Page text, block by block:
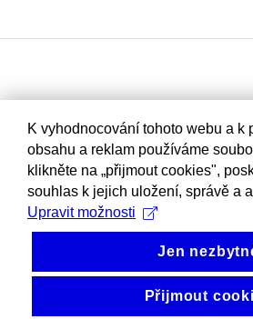
K vyhodnocování tohoto webu a k
obsahu a reklam používáme
klikněte na „přijmout cookies",
souhlas k jejich uložení, správě a
Upravit možnosti
Jen
Přijmout